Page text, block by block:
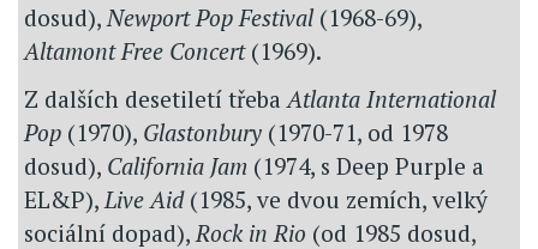
dosud), Newport Pop Festival (1968-69),
Altamont Free Concert(1969).
Z dalších desetiletí třeba Atlanta International
Pop (1970), Glastonbury (1970-71, od 1978
dosud), California Jam (1974, s Deep Purple a
EL&P), Live Aid(1985, ve dvou zemích, velký
sociální dopad), Rock in Rio (od 1985 dosud,